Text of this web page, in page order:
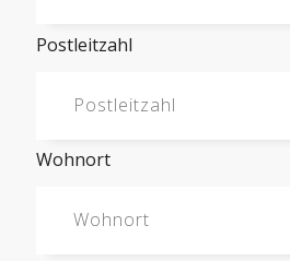
Postleitzahl
Wohnort